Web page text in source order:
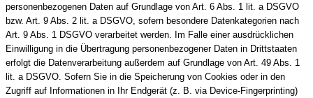
personenbezogenen Daten auf Grundlage von Art. 6 Abs. 1 lit. a DSGVO
bzw. Art. 9 Abs. 2 lit. a DSGVO, sofern besondere Datenkategorien nach
Art. 9 Abs. 1 DSGVO verarbeitet werden. Im Falle einer ausdrücklichen
Einwilligung in die Übertragung personenbezogener Daten in Drittstaaten
erfolgt die Datenverarbeitung außerdem auf Grundlage von Art. 49 Abs. 1
lit. a DSGVO. Sofern Sie in die Speicherung von Cookies oder in den
Zugriff auf Informationen in Ihr Endgerät (z. B. via Device-Fingerprinting)